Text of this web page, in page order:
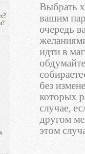
Выбрать
вашим
очередь
идти в
без
которых
случае,
другом
этом